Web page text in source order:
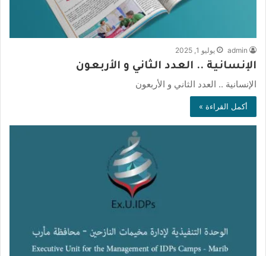
admin يوليو 1, 2025
الإنسانية .. العدد الثاني و الأربعون
الإنسانية .. العدد الثاني و الأربعون
أكمل القراءة »